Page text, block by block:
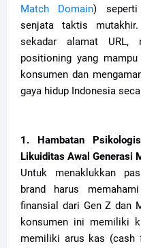
Match Domain)
senjata taktis
sekadar alamat URL,
positioning yang
konsumen dan
gaya hidup Indonesia
1. Hambatan
Likuiditas Awal Generasi
Untuk menaklukkan
brand harus
finansial dari Gen Z dan
konsumen ini memiliki
memiliki arus kas (cash